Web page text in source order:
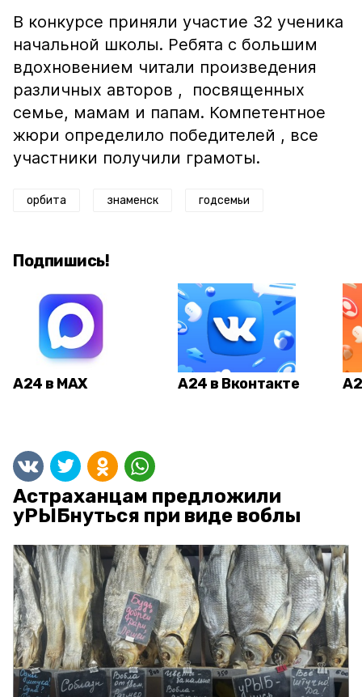
В конкурсе приняли участие 32 ученика
начальной школы. Ребята с большим
вдохновением читали произведения
различных авторов , посвященных
семье, мамам и папам. Компетентное
жюри определило победителей , все
участники получили грамоты.
орбита знаменск годсемьи
Подпишись!
А24 в MAX А24 в Вконтакте
Астраханцам предложили
уРЫБнуться при виде воблы